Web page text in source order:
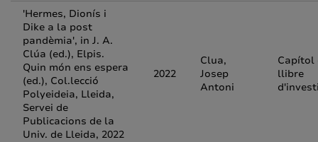
'Hermes, Dionís i
Dike a la post
pandèmia', in J. A.
Clúa (ed.), Elpis.
Quin món ens espera
(ed.), Col.lecció
Polyeideia, Lleida,
Servei de
Publicacions de la
Univ. de Lleida, 2022
2022
Clua,
Josep
Antoni
Capítol
llibre